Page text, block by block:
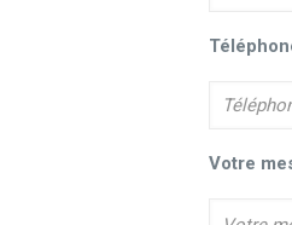
Votre